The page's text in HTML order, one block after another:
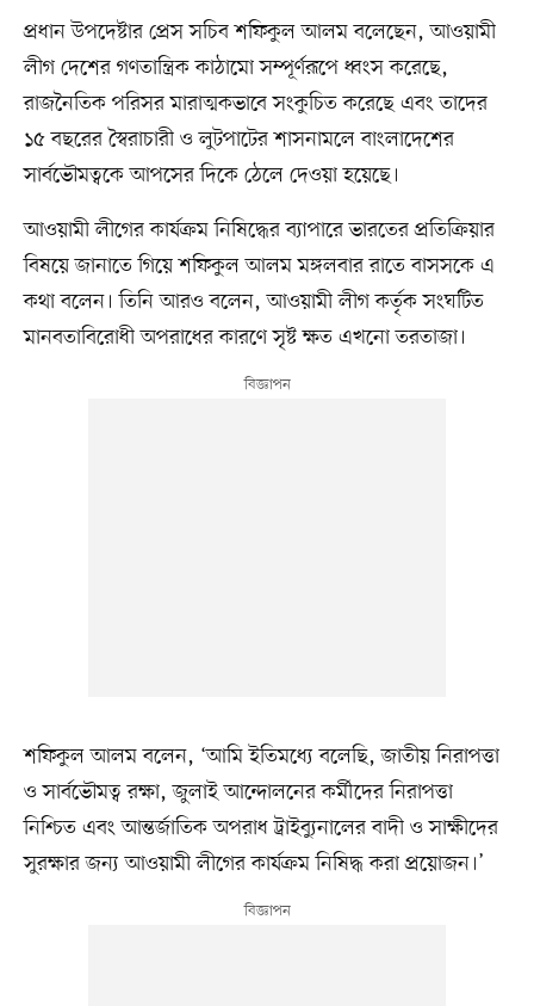
প্রধান উপদেষ্টার প্রেস সচিব শফিকুল আলম বলেছেন, আওয়ামী
লীগ দেশের গণতান্ত্রিক কাঠামো সম্পূর্ণরূপে ধ্বংস করেছে,
রাজনৈতিক পরিসর মারাত্মকভাবে সংকুচিত করেছে এবং তাদের
১৫ বছরের স্বৈরাচারী ও লুটপাটের শাসনামলে বাংলাদেশের
সার্বভৌমত্বকে আপসের দিকে ঠেলে দেওয়া হয়েছে।
আওয়ামী লীগের কার্যক্রম নিষিদ্ধের ব্যাপারে ভারতের প্রতিক্রিয়ার
বিষয়ে জানাতে গিয়ে শফিকুল আলম মঙ্গলবার রাতে বাসসকে এ
কথা বলেন। তিনি আরও বলেন, আওয়ামী লীগ কর্তৃক সংঘটিত
মানবতাবিরোধী অপরাধের কারণে সৃষ্ট ক্ষত এখনো তরতাজা।
শফিকুল আলম বলেন, ‘আমি ইতিমধ্যে বলেছি, জাতীয় নিরাপত্তা
ও সার্বভৌমত্ব রক্ষা, জুলাই আন্দোলনের কর্মীদের নিরাপত্তা
নিশ্চিত এবং আন্তর্জাতিক অপরাধ ট্রাইব্যুনালের বাদী ও সাক্ষীদের
সুরক্ষার জন্য আওয়ামী লীগের কার্যক্রম নিষিদ্ধ করা প্রয়োজন।’